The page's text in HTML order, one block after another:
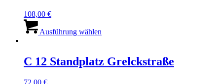
108,00 €
Ausführung wählen
Varianten
auf.
C 12 Standplatz Grelckstraße
72,00 €